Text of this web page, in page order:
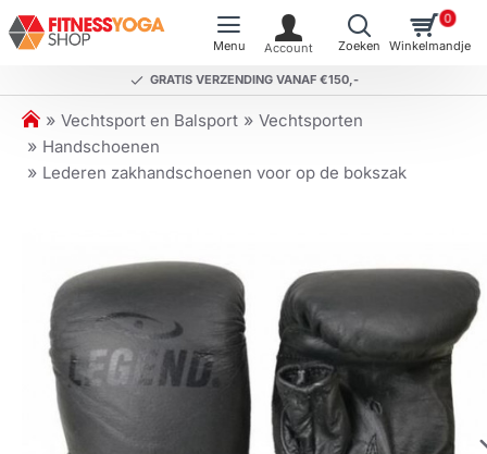
GRATIS VERZENDING VANAF €150,-
0
h
o
m
Vechtsport en Balsport
Vechtsporten
Handschoenen
Lederen zakhandschoenen voor op de bokszak